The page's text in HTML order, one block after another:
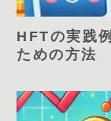
HFTの実践
ための方法